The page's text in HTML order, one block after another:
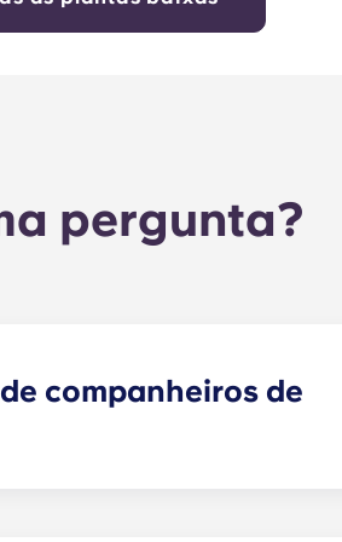
pergunta?
companheiros de